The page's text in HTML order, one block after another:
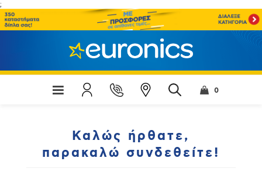
;
0
Καλώς ήρθατε,
παρακαλώ συνδεθείτε!